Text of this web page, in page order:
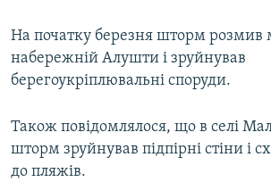
На початку березня шторм розмив
набережній Алушти і зруйнував
берегоукріплювальні споруди.
Також повідомлялося, що в селі
шторм зруйнував підпірні стіни і
до пляжів.